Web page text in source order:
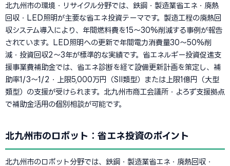
北九州市の環境・リサイクル分野では、鉄鋼・製造業省エネ・廃熱
回収・LED照明が主要な省エネ投資テーマです。製造工程の廃熱回
収システム導入により、年間燃料費を15〜30%削減する事例が報告
されています。LED照明への更新で年間電力消費量30〜50%削
減・投資回収2〜3年が標準的な実績です。省エネルギー投資促進支
援事業費補助金では、省エネ診断を経て設備更新計画を策定し、補
助率1/3〜1/2・上限5,000万円（SII類型）または上限1億円（大型
類型）の支援が受けられます。北九州市商工会議所・よろず支援拠点
で補助金活用の個別相談が可能です。
北九州市のロボット：省エネ投資のポイント
北九州市のロボット分野では、鉄鋼・製造業省エネ・廃熱回収・